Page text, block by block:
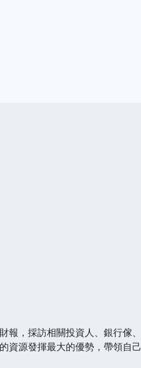
，採訪相關投資人、銀行傢、
資源發揮最大的優勢，帶領自己